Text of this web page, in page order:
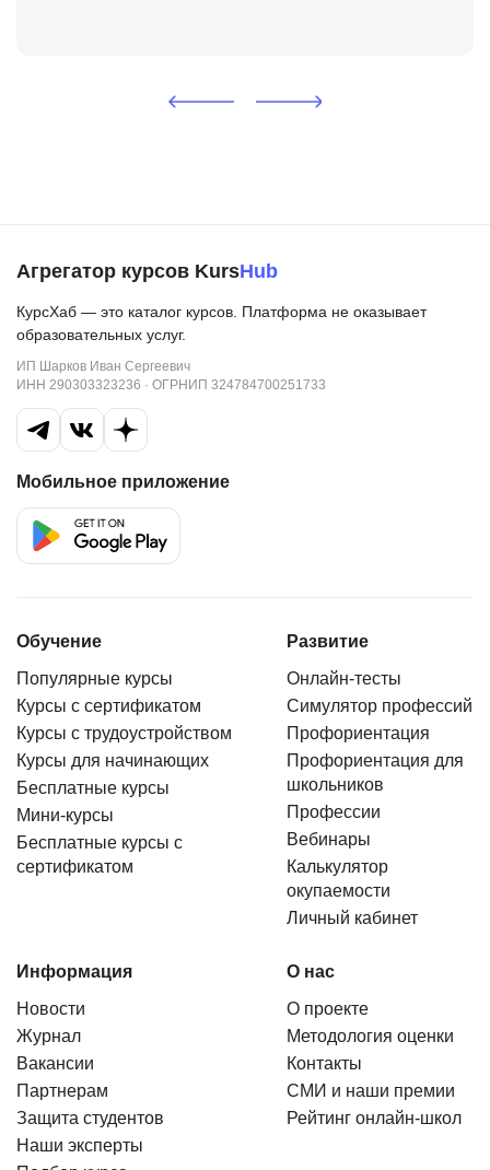
Агрегатор курсов KursHub
КурсХаб — это каталог курсов. Платформа не оказывает
образовательных услуг.
ИП Шарков Иван Сергеевич
ИНН 290303323236 · ОГРНИП 324784700251733
Мобильное приложение
Обучение
Популярные курсы
Курсы с сертификатом
Курсы с трудоустройством
Курсы для начинающих
Бесплатные курсы
Мини-курсы
Бесплатные курсы с
сертификатом
Развитие
Онлайн-тесты
Симулятор профессий
Профориентация
Профориентация для
школьников
Профессии
Вебинары
Калькулятор
окупаемости
Личный кабинет
Информация
Новости
Журнал
Вакансии
Партнерам
Защита студентов
Наши эксперты
О нас
О проекте
Методология оценки
Контакты
СМИ и наши премии
Рейтинг онлайн-школ